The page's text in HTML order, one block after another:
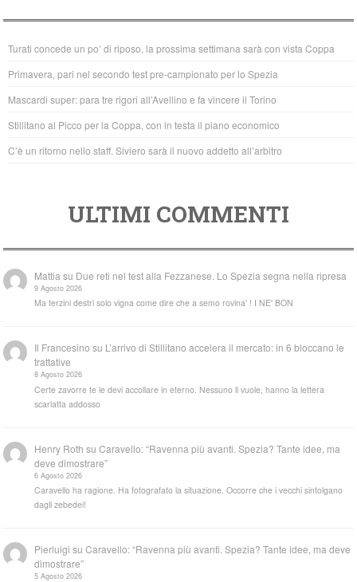
e
b
o
o
k
er s
A
p
p
Turati concede un po’ di riposo, la prossima settimana sarà con vista Coppa
Primavera, pari nel secondo test pre-campionato per lo Spezia
Mascardi super: para tre rigori all’Avellino e fa vincere il Torino
Stillitano al Picco per la Coppa, con in testa il piano economico
C’è un ritorno nello staff. Siviero sarà il nuovo addetto all’arbitro
ULTIMI COMMENTI
Mattia su Due reti nel test alla Fezzanese. Lo Spezia segna nella ripresa
9 Agosto 2026
Ma terzini destri solo vigna come dire che a semo rovina' ! I NE' BON
Il Francesino su L’arrivo di Stillitano accelera il mercato: in 6 bloccano le
trattative
8 Agosto 2026
Certe zavorre te le devi accollare in eterno. Nessuno li vuole, hanno la lettera
scarlatta addosso
Henry Roth suCaravello: “Ravenna più avanti. Spezia? Tante idee, ma
deve dimostrare”
6 Agosto 2026
Caravello ha ragione. Ha fotografato la situazione. Occorre che i vecchi sintolgano
dagli zebedei!
Pierluigi suCaravello: “Ravenna più avanti. Spezia? Tante idee, ma deve
dimostrare”
5 Agosto 2026